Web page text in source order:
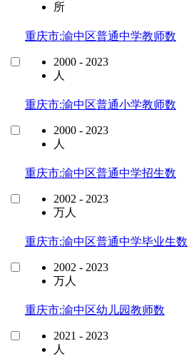
所
重庆市:渝中区普通中学教师数
2000 - 2023
人
重庆市:渝中区普通小学教师数
2000 - 2023
人
重庆市:渝中区普通中学招生数
2002 - 2023
万人
重庆市:渝中区普通中学毕业生数
2002 - 2023
万人
重庆市:渝中区幼儿园教师数
2021 - 2023
人